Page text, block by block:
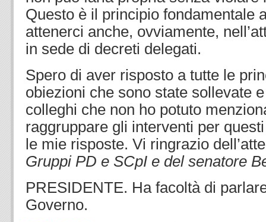
Questo è il principio fondamentale
attenerci anche, ovviamente,
in sede di decreti delegati.
Spero di aver risposto a tutte le
obiezioni che sono state sollevate
colleghi che non ho potuto
raggruppare gli interventi per
le mie risposte. Vi ringrazio
Gruppi PD e SCpI e del senatore
PRESIDENTE. Ha facoltà di
Governo.